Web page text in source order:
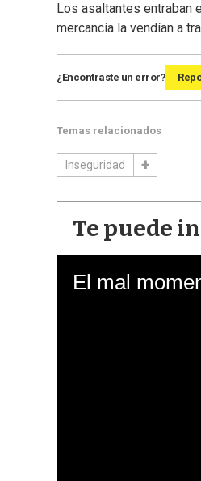
Los asaltantes entraban
mercancía la vendían a
¿Encontraste un error?
Temas relacionados
Inseguridad
Te puede